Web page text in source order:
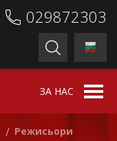
029872303
ЗА НАС
/ Режисьори